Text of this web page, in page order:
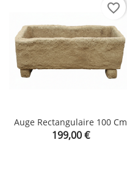
Auge Rectangulaire 100 Cm
Prix
199,00 €
favorite_border